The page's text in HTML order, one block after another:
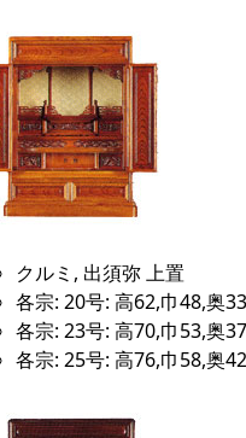
クルミ, 出須弥 上置
各宗: 20号: 高62,巾48,奥33
各宗: 23号: 高70,巾53,奥37
各宗: 25号: 高76,巾58,奥42